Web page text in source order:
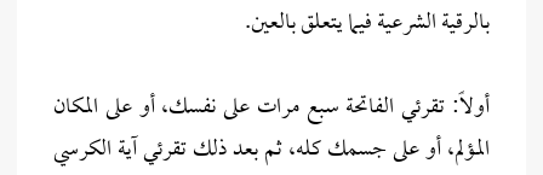
بالرقية الشرعية فيما يتعلق بالعين.
أولاً: تقرئي الفاتحة سبع مرات على نفسك، أو على المكان
المؤلم، أو على جسمك كله، ثم بعد ذلك تقرئي آية الكرسي